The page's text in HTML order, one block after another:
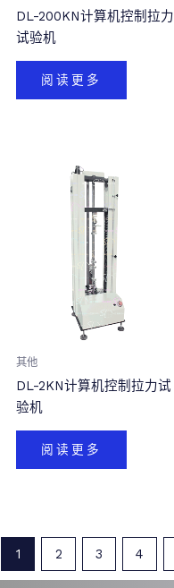
DL-200KN计算机控制拉力
试验机
阅读更多
其他
DL-2KN计算机控制拉力试
验机
阅读更多
1 2 3 4